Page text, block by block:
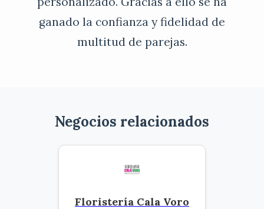
ganado la confianza y fidelidad de
multitud de parejas.
Negocios relacionados
Floristería Cala Voro